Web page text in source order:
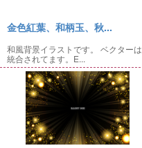
金色紅葉、和柄玉、秋...
和風背景イラストです。 ベクターは
統合されてます。E...